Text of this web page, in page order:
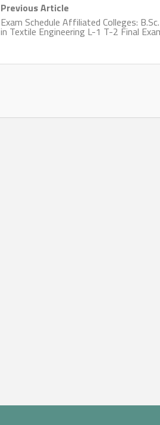
Previous Article
Exam Schedule Affiliated Colleges: B.Sc.
in Textile Engineering L-1 T-2 Final